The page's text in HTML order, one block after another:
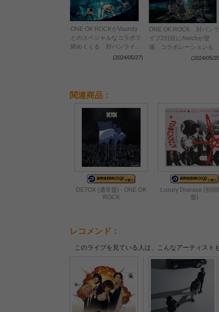
ONE OK ROCKがVaundy
とのスペシャルなコラボで
締めくくる 対バンライブ
『SUPER DRY SPECIAL
(2024/05/27)
ONE OK ROCK 対バンラ
イブ2日目にAwichが登
場、コラボレーションも
(2024/05/
関連商品：
DETOX (通常盤) - ONE OK
ROCK
Luxury Disease (初回
盤)
レコメンド：
このライブを見ている人は、こんなアーティスト